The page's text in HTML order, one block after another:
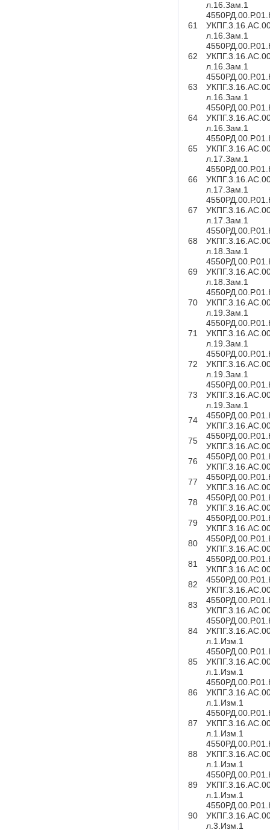
л.16.Зам.1
61
л.16.Зам.1
62
л.16.Зам.1
63
л.16.Зам.1
64
л.16.Зам.1
65
л.17.Зам.1
66
л.17.Зам.1
67
л.17.Зам.1
68
л.18.Зам.1
69
л.18.Зам.1
70
л.19.Зам.1
71
л.19.Зам.1
72
л.19.Зам.1
73
л.19.Зам.1
74
75
76
77
78
79
80
81
82
83
84
л.1.Изм.1
85
л.1.Изм.1
86
л.1.Изм.1
87
л.1.Изм.1
88
л.1.Изм.1
89
л.1.Изм.1
90
л.3.Изм.1